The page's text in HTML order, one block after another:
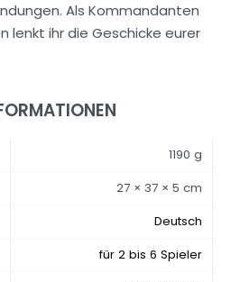
Als Kommandanten
lenkt ihr die Geschicke eurer
1190 g
27 × 37 × 5 cm
Deutsch
für 2 bis 6 Spieler